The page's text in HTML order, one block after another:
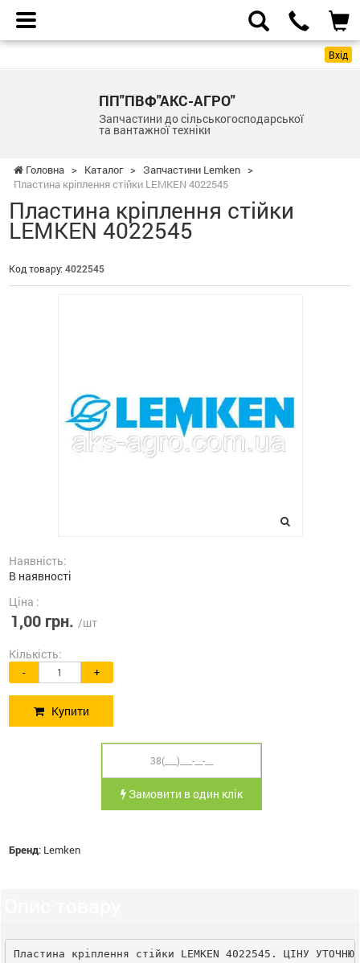
Вхід
ПП"ПВФ"АКС-АГРО"
Запчастини до сільськогосподарської
та вантажної техніки
Головна > Каталог > Запчастини Lemken >
Пластина кріплення стійки LEMKEN 4022545
Пластина кріплення стійки
LEMKEN 4022545
Код товару: 4022545
Наявність:
В наявності
Ціна :
1,00 грн. /шт
Кількість:
- +
Купити
Замовити в один клік
Бренд: Lemken
Пластина кріплення стійки LEMKEN 4022545. ЦІНУ